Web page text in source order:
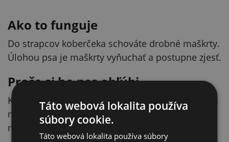
Ako to funguje
Do strapcov koberčeka schováte drobné maškrty.
Úlohou psa je maškrty vyňuchať a postupne zjesť.
Prečo si ho pes obľúbi
Koberček je určený na stimuláciu psieho čuchu a
mysle. Podporuje prirodzený lovecký inštinkt a
motivuje psa pri hľadaní maškŕt.
Táto webová lokalita používa
súbory cookie.
Táto webová lokalita používa súbory